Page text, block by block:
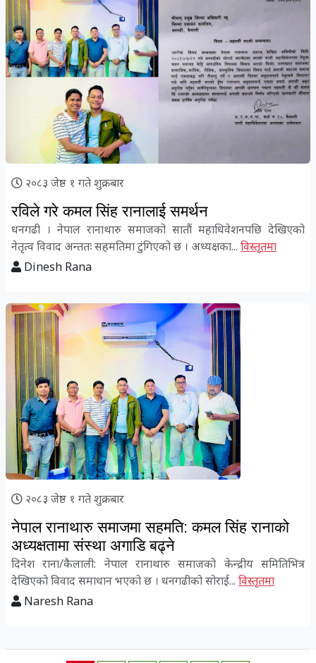
२०८३ जेष्ठ १ गते शुक्रबार
रविले गरे कमल सिंह रानालाई समर्थन
धनगढी । नेपाल रानाथारु समाजको सातौं महाधिवेशनपछि देखिएको
नेतृत्व विवाद अन्ततः सहमतिमा टुंगिएको छ । अध्यक्षका... विस्तृतमा
Dinesh Rana
२०८३ जेष्ठ १ गते शुक्रबार
नेपाल रानाथारु समाजमा सहमति: कमल सिंह रानाको
अध्यक्षतामा संस्था अगाडि बढ्ने
दिनेश राना/कैलाली: नेपाल रानाथारु समाजको केन्द्रीय समितिभित्र
देखिएको विवाद समाधान भएको छ । धनगढीको सोराई... विस्तृतमा
Naresh Rana